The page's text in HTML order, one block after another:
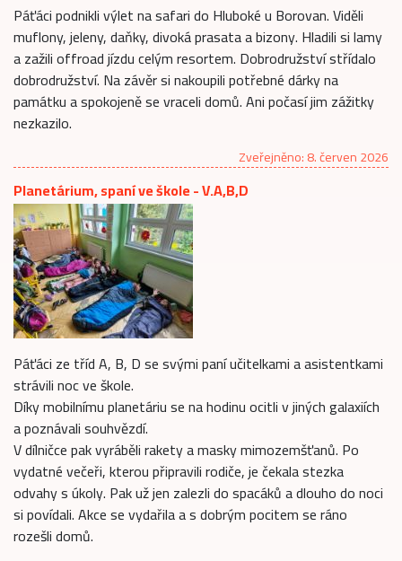
Páťáci podnikli výlet na safari do Hluboké u Borovan. Viděli
muflony, jeleny, daňky, divoká prasata a bizony. Hladili si lamy
a zažili offroad jízdu celým resortem. Dobrodružství střídalo
dobrodružství. Na závěr si nakoupili potřebné dárky na
památku a spokojeně se vraceli domů. Ani počasí jim zážitky
nezkazilo.
Zveřejněno: 8. červen 2026
Planetárium, spaní ve škole - V.A,B,D
Páťáci ze tříd A, B, D se svými paní učitelkami a asistentkami
strávili noc ve škole.
Díky mobilnímu planetáriu se na hodinu ocitli v jiných galaxiích
a poznávali souhvězdí.
V dílničce pak vyráběli rakety a masky mimozemšťanů. Po
vydatné večeři, kterou připravili rodiče, je čekala stezka
odvahy s úkoly. Pak už jen zalezli do spacáků a dlouho do noci
si povídali. Akce se vydařila a s dobrým pocitem se ráno
rozešli domů.